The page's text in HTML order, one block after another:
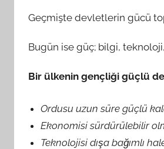
Geçmişte devletlerin gücü
Bugün ise güç; bilgi,
Bir ülkenin gençliği güçlü
Ordusu uzun süre güçlü
Ekonomisi sürdürülebilir
Teknolojisi dışa bağımlı